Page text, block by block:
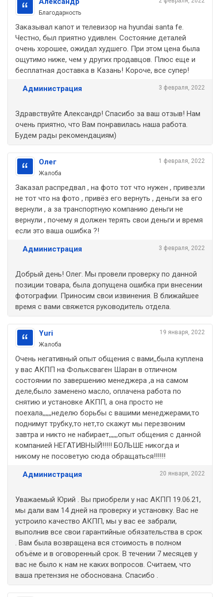
Благодарность
Заказывал капот и телевизор на hyundai santa fe.
Честно, был приятно удивлен. Состояние деталей
очень хорошее, ожидал худшего. При этом цена была
ощутимо ниже, чем у других продавцов. Плюс еще и
бесплатная доставка в Казань! Короче, все супер!
3 февраля, 2022
Администрация
Здравствуйте Александр! Спасибо за ваш отзыв! Нам
очень приятно, что Вам понравилась наша работа.
Будем рады рекомендациям)
1 февраля, 2022
Олег
Жалоба
Заказал распредвал , на фото тот что нужен , привезли
не тот что на фото , привёз его вернуть , деньги за его
вернули , а за транспортную компанию деньги не
вернули , почему я должен терять свои деньги и время
если это ваша ошибка ?!
3 февраля, 2022
Администрация
Добрый день! Олег. Мы провели проверку по данной
позиции товара, была допущена ошибка при внесении
фотографии. Приносим свои извинения. В ближайшее
время с вами свяжется руководитель отдела.
19 января, 2022
Yuri
Жалоба
Очень негативный опыт общения с вами,,была куплена
у вас АКПП на Фольксваген Шаран в отличном
состоянии по завершению менеджера ,а на самом
деле,было заменено масло, оплачена работа по
снятию и установке АКПП, а она просто не
поехала,,,,,,неделю борьбы с вашими менеджерами,то
поднимут трубку,то нет,то скажут мы перезвоним
завтра и никто не набирает,,,,,,опыт общения с данной
компанией НЕГАТИВНЫЙ!!!!! БОЛЬШЕ никогда и
никому не посоветую сюда обращаться!!!!!!
20 января, 2022
Администрация
Уважаемый Юрий . Вы приобрели у нас АКПП 19.06.21,
мы дали вам 14 дней на проверку и установку. Вас не
устроило качество АКПП, мы у вас ее забрали,
выполнив все свои гарантийные обязательства в срок
. Вам была возвращена вся стоимость в полном
объёме и в оговоренный срок. В течении 7 месяцев у
вас не было к нам не каких вопросов. Считаем, что
ваша претензия не обоснована. Спасибо .